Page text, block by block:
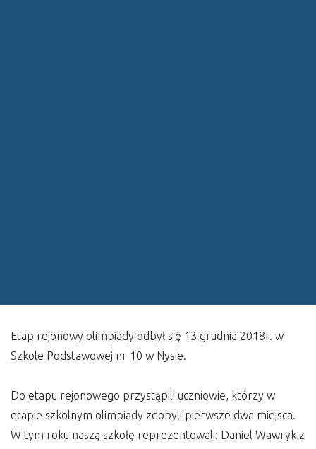
Etap rejonowy olimpiady odbył się 13 grudnia 2018r. w
Szkole Podstawowej nr 10 w Nysie.
Do etapu rejonowego przystąpili uczniowie, którzy w
etapie szkolnym olimpiady zdobyli pierwsze dwa miejsca.
W tym roku naszą szkołę reprezentowali: Daniel Wawryk z